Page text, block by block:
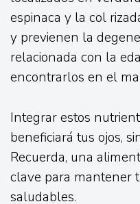
espinaca y la col
y previenen la
relacionada con la
encontrarlos en el
Integrar estos
beneficiará tus ojos,
Recuerda, una
clave para mantener
saludables.